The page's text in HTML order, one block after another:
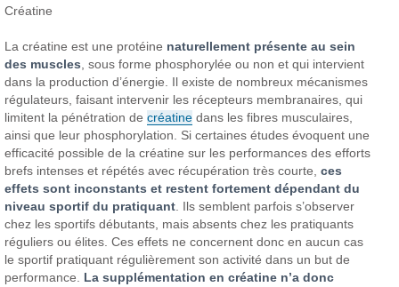
Créatine
La créatine est une protéine naturellement présente au sein
des muscles , sous forme phosphorylée ou non et qui intervient
dans la production d’énergie. Il existe de nombreux mécanismes
régulateurs, faisant intervenir les récepteurs membranaires, qui
limitent la pénétration decréatine dans les fibres musculaires,
ainsi que leur phosphorylation. Si certaines études évoquent une
efficacité possible de la créatine sur les performances des efforts
brefs intenses et répétés avec récupération très courte,ces
effets sont inconstants et restent fortement dépendant du
niveau sportif du pratiquant . Ils semblent parfois s’observer
chez les sportifs débutants, mais absents chez les pratiquants
réguliers ou élites. Ces effets ne concernent donc en aucun cas
le sportif pratiquant régulièrement son activité dans un but de
performance. La supplémentation en créatine n’a donc